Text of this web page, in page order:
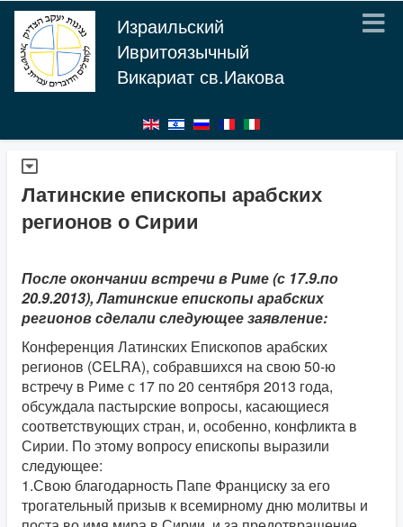
Израильский
Ивритоязычный
Викариат св.Иакова
Латинские епископы арабских
регионов о Сирии
После окончании встречи в Риме (с 17.9.по
20.9.2013), Латинские епископы арабских
регионов сделали следующее заявление:
Конференция Латинских Епископов арабских
регионов (CELRA), собравшихся на свою 50-ю
встречу в Риме с 17 по 20 сентября 2013 года,
обсуждала пастырские вопросы, касающиеся
соответствующих стран, и, особенно, конфликта в
Сирии. По этому вопросу епископы выразили
следующее:
1.Свою благодарность Папе Франциску за его
трогательный призыв к всемирному дню молитвы и